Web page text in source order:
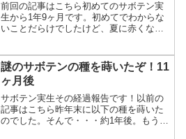
前回の記事はこちら初めてのサボテン実
生から1年9ヶ月です。初めてでわからな
いことだらけでしたけど、夏に赤くなっ
きているようです。というわけで、今年
の冬は実生金鯱初めての...
謎のサボテンの種を蒔いたぞ！11
ヶ月後
サボテン実生その経過報告です！以前の
記事はこちら昨年末に以下の種を蒔いた
のでした。そんで・・・約1年後。もう一